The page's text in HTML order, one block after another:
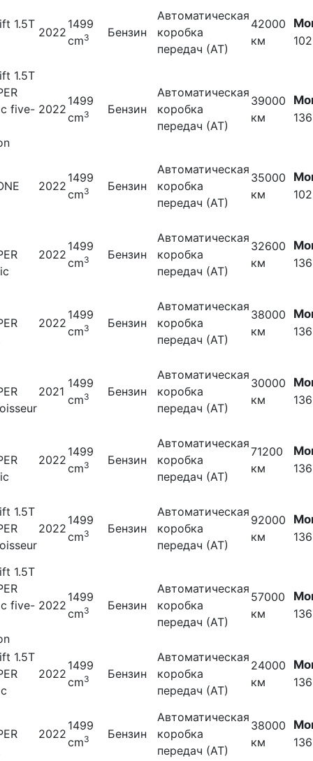
1.5T
2022
1499
cm3 Бензин
Автоматическая
коробка
передач (АТ)
42000
км
1.5T
five- 2022
1499
cm3 Бензин
Автоматическая
коробка
передач (АТ)
39000
км
2022
1499
cm3 Бензин
Автоматическая
коробка
передач (АТ)
35000
км
2022
1499
cm3 Бензин
Автоматическая
коробка
передач (АТ)
32600
км
2022
1499
cm3 Бензин
Автоматическая
коробка
передач (АТ)
38000
км
2021
1499
cm3 Бензин
Автоматическая
коробка
передач (АТ)
30000
км
2022
1499
cm3 Бензин
Автоматическая
коробка
передач (АТ)
71200
км
1.5T
2022
1499
cm3 Бензин
Автоматическая
коробка
передач (АТ)
92000
км
1.5T
five- 2022
1499
cm3 Бензин
Автоматическая
коробка
передач (АТ)
57000
км
1.5T
2022
1499
cm3 Бензин
Автоматическая
коробка
передач (АТ)
24000
км
2022
1499
cm3 Бензин
Автоматическая
коробка
передач (АТ)
38000
км